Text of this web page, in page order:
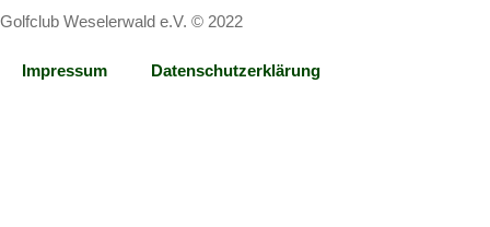
Golfclub Weselerwald e.V. © 2022
Impressum Datenschutzerklärung